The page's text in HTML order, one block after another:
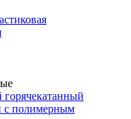
горячекатанный
с полимерным